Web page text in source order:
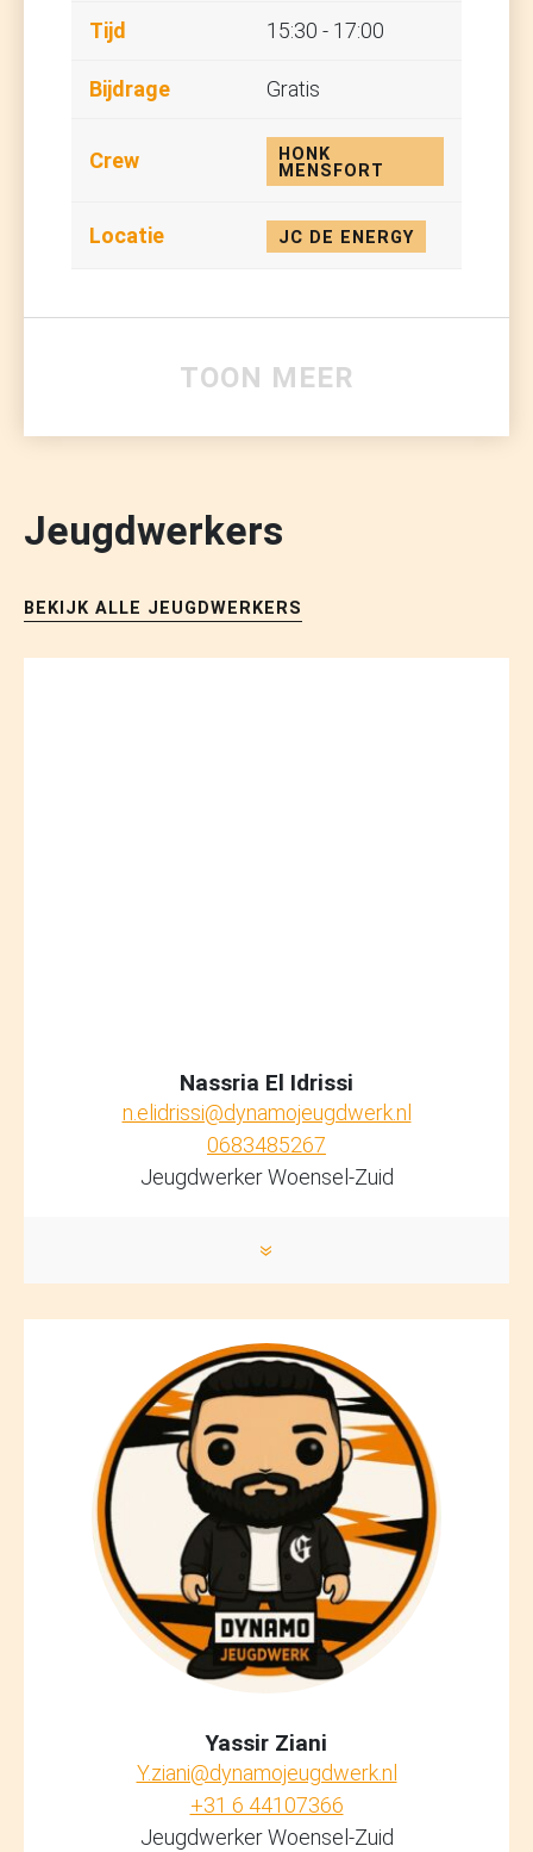
15:30 - 17:00
Gratis
HONK
MENSFORT
JC DE ENERGY
03/09/2026
HONK
MENSFORT
JC DE ENERGY
17/09/2026
donderdag
15:30 - 17:00
Gratis
HONK
MENSFORT
JC DE ENERGY
24/09/2026
TOON MEER
Jeugdwerkers
BEKIJK ALLE JEUGDWERKERS
Nassria El Idrissi
n.elidrissi@dynamojeugdwerk.nl
0683485267
Jeugdwerker Woensel-Zuid
»
Yassir Ziani
Y.ziani@dynamojeugdwerk.nl
+31 6 44107366
Jeugdwerker Woensel-Zuid